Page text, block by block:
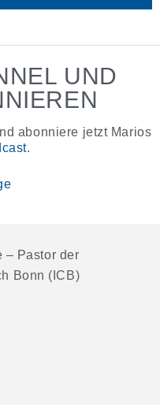
UND
abonniere jetzt Marios
.
– Pastor der
Bonn (ICB)